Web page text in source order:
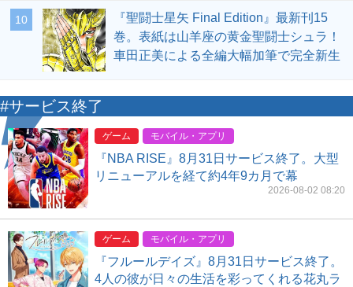
10
『聖闘士星矢 Final Edition』最新刊15
巻。表紙は山羊座の黄金聖闘士シュラ！
車田正美による全編大幅加筆で完全新生
#サービス終了
ゲーム モバイル・アプリ
『NBA RISE』8月31日サービス終了。大型
リニューアルを経て約4年9カ月で幕
2026-08-02 08:20
ゲーム モバイル・アプリ
『フルールデイズ』8月31日サービス終了。
4人の彼が日々の生活を彩ってくれる花丸ラ